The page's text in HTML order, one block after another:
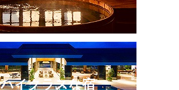
ハイクラスな宿